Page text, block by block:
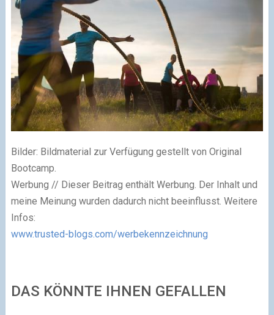
Bilder: Bildmaterial zur Verfügung gestellt von Original
Bootcamp.
Werbung // Dieser Beitrag enthält Werbung. Der Inhalt und
meine Meinung wurden dadurch nicht beeinflusst. Weitere
Infos:
www.trusted-blogs.com/werbekennzeichnung
DAS KÖNNTE IHNEN GEFALLEN